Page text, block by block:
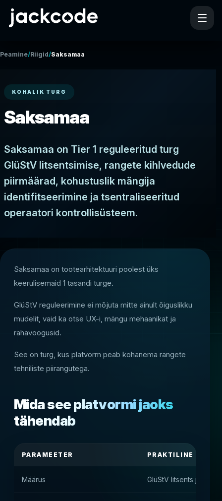
Peamine/Riigid/Saksamaa
KOHALIK TURG
Saksamaa
Saksamaa on Tier 1 reguleeritud turg
GlüStV litsentsimise, rangete kihlvedude
piirmäärad, kohustuslik mängija
identifitseerimine ja tsentraliseeritud
operaatori kontrollisüsteem.
Saksamaa on tootearhitektuuri poolest üks
keerulisemaid 1 tasandi turge.
GlüStV reguleerimine ei mõjuta mitte ainult õiguslikku
mudelit, vaid ka otse UX-i, mängu mehaanikat ja
rahavoogusid.
See on turg, kus platvorm peab kohanema rangete
tehniliste piirangutega.
Mida see platvormi jaoks
tähendab
PARAMEETER PRAKTILINE MÕJU
Määrus GlüStV litsents ja